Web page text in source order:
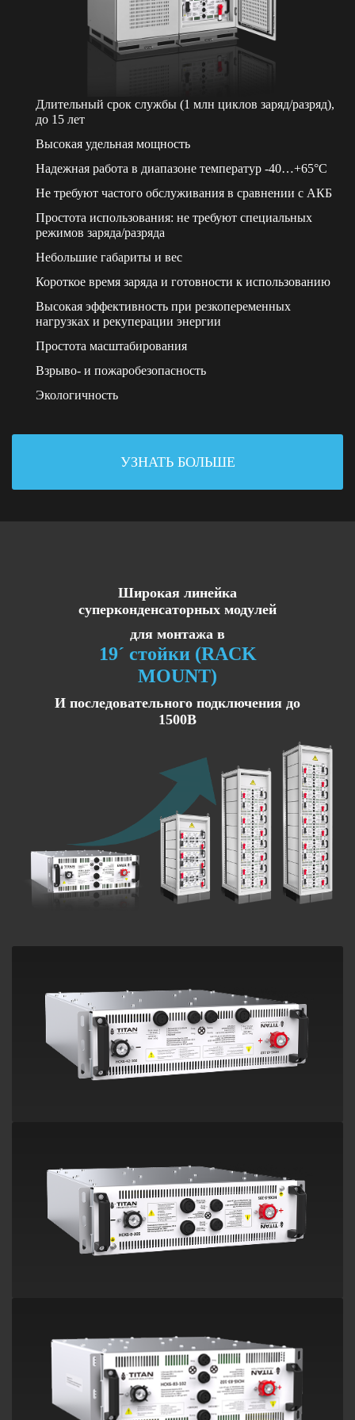
Длительный срок службы (1 млн циклов заряд/разряд),
до 15 лет
Высокая удельная мощность
Надежная работа в диапазоне температур -40…+65°С
Не требуют частого обслуживания в сравнении с АКБ
Простота использования: не требуют специальных
режимов заряда/разряда
Небольшие габариты и вес
Короткое время заряда и готовности к использованию
Высокая эффективность при резкопеременных
нагрузках и рекуперации энергии
Простота масштабирования
Взрыво- и пожаробезопасность
Экологичность
УЗНАТЬ БОЛЬШЕ
Широкая линейка
суперконденсаторных модулей
для монтажа в
19´ стойки (RACK
MOUNT)
И последовательного подключения до
1500В